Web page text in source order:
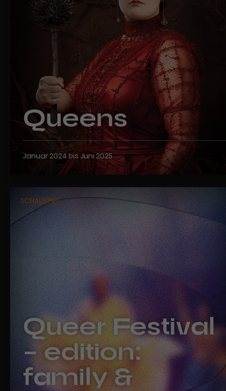
Queens
Januar 2024 bis Juni 2025
SCHAUSPIEL
Queer Festival
– edition:
family &